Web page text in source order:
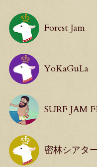
Forest Jam
YoKaGuLa
SURF JAM
密林シアタ